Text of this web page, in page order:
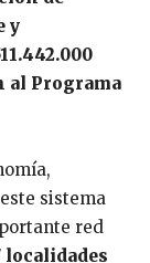
y
al Programa
sistema
red
localidades